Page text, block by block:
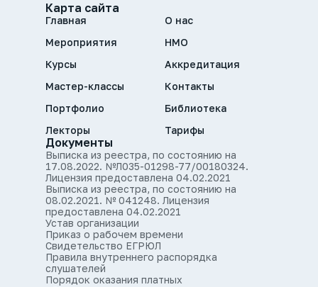
Карта сайта
Главная
Мероприятия
Курсы
Мастер-классы
Портфолио
Лекторы
О нас
НМО
Аккредитация
Контакты
Библиотека
Тарифы
Документы
Выписка из реестра, по состоянию на
17.08.2022. №Л035-01298-77/00180324.
Лицензия предоставлена 04.02.2021
Выписка из реестра, по состоянию на
08.02.2021. № 041248. Лицензия
предоставлена 04.02.2021
Устав организации
Приказ о рабочем времени
Свидетельство ЕГРЮЛ
Правила внутреннего распорядка
слушателей
Порядок оказания платных